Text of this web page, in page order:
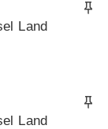
Land
Land